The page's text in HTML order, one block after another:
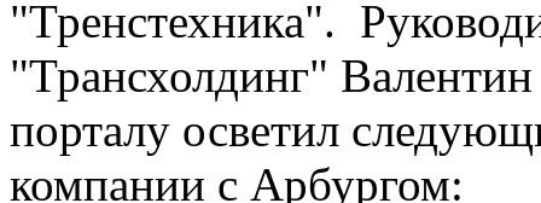
"Тренстехника".
"Трансхолдинг"
порталу осветил
компании с Арбургом: